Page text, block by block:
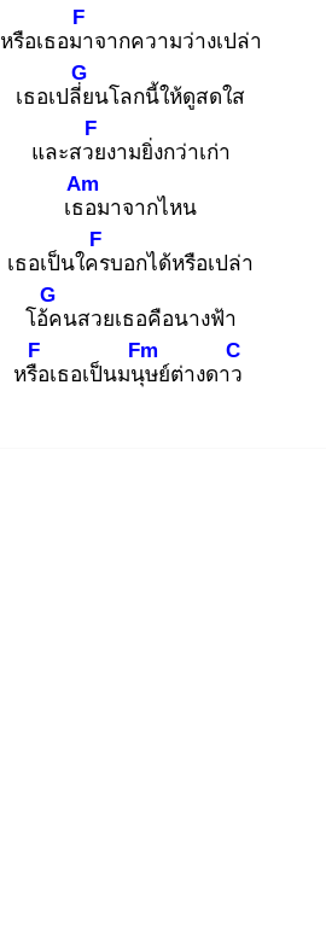
หรือเธอมา
F
จากความว่างเปล่า
เธอเปลี่ย
G
นโลกนี้ให้ดูสดใส
และสวย
F
งามยิ่งกว่าเก่า
เธอ
Am
มาจากไหน
เธอเป็นใคร
F
บอกได้หรือเปล่า
โอ้ค
G
นสวยเธอคือนางฟ้า
หรือ
F
เธอเป็นมนุษ
Fm
ย์ต่างดาว
C